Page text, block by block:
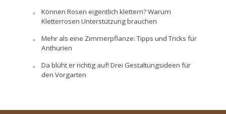
Können Rosen eigentlich klettern? Warum
Kletterrosen Unterstützung brauchen
Mehr als eine Zimmerpflanze: Tipps und Tricks für
Anthurien
Da blüht er richtig auf! Drei Gestaltungsideen für
den Vorgarten